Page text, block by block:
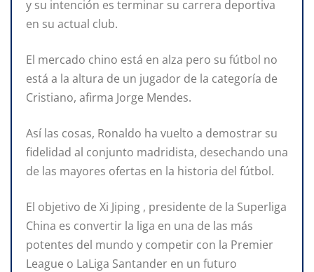
y su intención es terminar su carrera deportiva
en su actual club.
El mercado chino está en alza pero su fútbol no
está a la altura de un jugador de la categoría de
Cristiano, afirma Jorge Mendes.
Así las cosas, Ronaldo ha vuelto a demostrar su
fidelidad al conjunto madridista, desechando una
de las mayores ofertas en la historia del fútbol.
El objetivo de Xi Jiping , presidente de la Superliga
China es convertir la liga en una de las más
potentes del mundo y competir con la Premier
League o LaLiga Santander en un futuro